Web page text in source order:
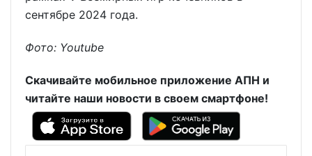
сентябре 2024 года.
Фото: Youtube
Скачивайте мобильное приложение АПН и
читайте наши новости в своем смартфоне!